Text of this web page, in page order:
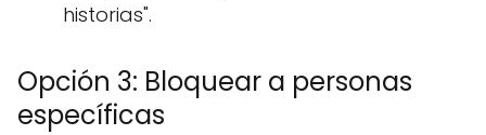
historias".
Opción 3: Bloquear a personas
específicas